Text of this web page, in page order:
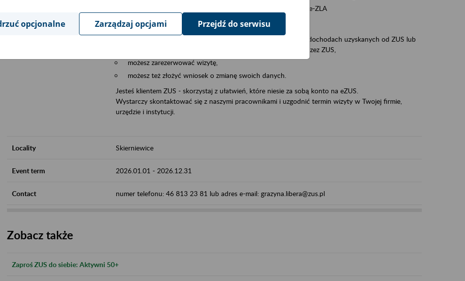
masz dostęp do zwolnień lekarskich swoich pracowników - e-ZLA
Jeśli jesteś świadczeniobiorcą
masz dostęp m.in. do formularza PIT 11A, czyli informacji o dochodach uzyskanych od ZUS lub
do formularza PIT 40A, czyli rocznego obliczenia podatku przez ZUS,
możesz zarezerwować wizytę,
możesz też złożyć wniosek o zmianę swoich danych.
Jesteś klientem ZUS - skorzystaj z ułatwień, które niesie za sobą konto na eZUS.
Wystarczy skontaktować się z naszymi pracownikami i uzgodnić termin wizyty w Twojej firmie,
urzędzie i instytucji.
Locality Skierniewice
Event term 2026.01.01 - 2026.12.31
Contact numer telefonu: 46 813 23 81 lub adres e-mail: grazyna.libera@zus.pl
Zobacz także
Zaproś ZUS do siebie: Aktywni 50+
opcjonalne Zarządzaj opcjami Przejdź do serwisu